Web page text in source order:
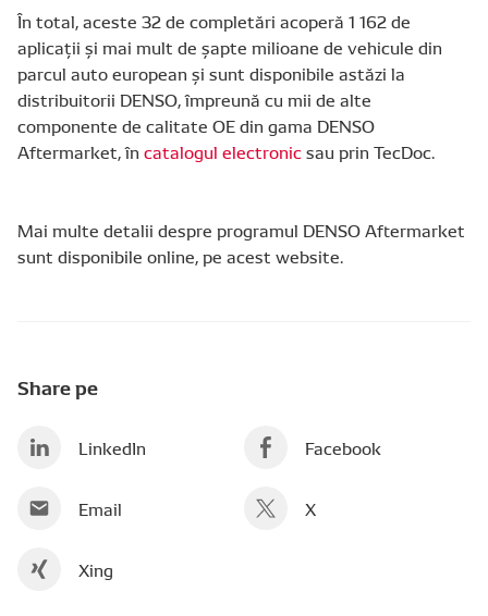
În total, aceste 32 de completări acoperă 1 162 de
aplicații și mai mult de șapte milioane de vehicule din
parcul auto european și sunt disponibile astăzi la
distribuitorii DENSO, împreună cu mii de alte
componente de calitate OE din gama DENSO
Aftermarket, în catalogul electronicsau prin TecDoc.
Mai multe detalii despre programul DENSO Aftermarket
sunt disponibile online, pe acest website.
Share pe
LinkedIn Facebook
Email X
Xing